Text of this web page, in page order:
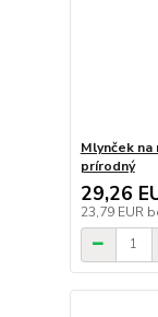
Mlynček na
prírodný
29,26
23,79 EUR